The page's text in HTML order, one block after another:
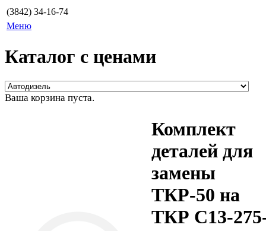
(3842) 34-16-74
Меню
Каталог с ценами
Ваша корзина пуста.
Комплект
деталей для
замены
ТКР-50 на
ТКР С13-